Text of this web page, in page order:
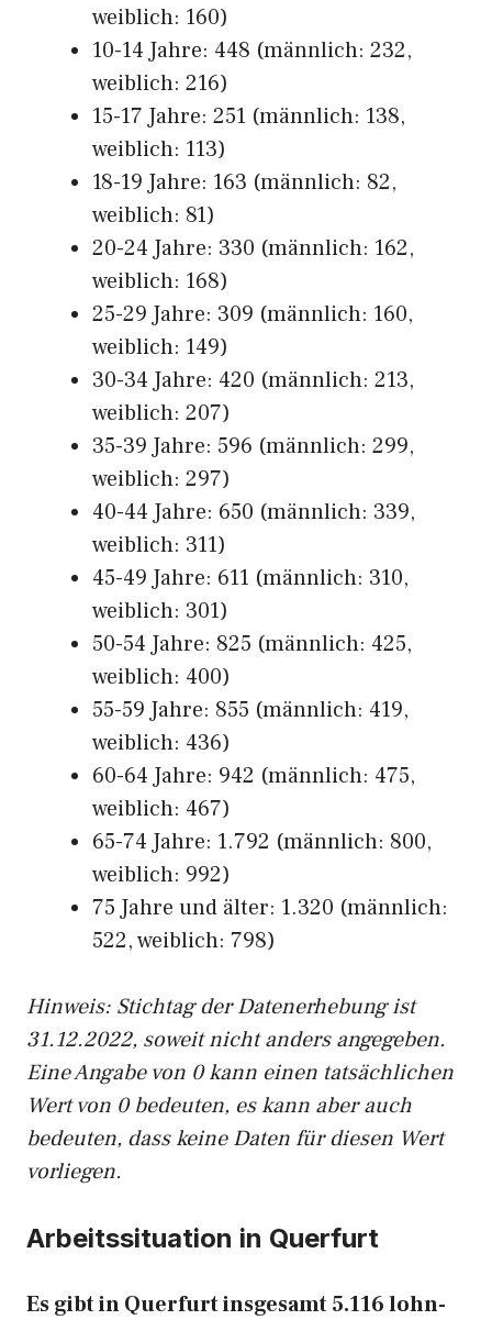
weiblich: 160)
10-14 Jahre: 448 (männlich: 232,
weiblich: 216)
15-17 Jahre: 251 (männlich: 138,
weiblich: 113)
18-19 Jahre: 163 (männlich: 82,
weiblich: 81)
20-24 Jahre: 330 (männlich: 162,
weiblich: 168)
25-29 Jahre: 309 (männlich: 160,
weiblich: 149)
30-34 Jahre: 420 (männlich: 213,
weiblich: 207)
35-39 Jahre: 596 (männlich: 299,
weiblich: 297)
40-44 Jahre: 650 (männlich: 339,
weiblich: 311)
45-49 Jahre: 611 (männlich: 310,
weiblich: 301)
50-54 Jahre: 825 (männlich: 425,
weiblich: 400)
55-59 Jahre: 855 (männlich: 419,
weiblich: 436)
60-64 Jahre: 942 (männlich: 475,
weiblich: 467)
65-74 Jahre: 1.792 (männlich: 800,
weiblich: 992)
75 Jahre und älter: 1.320 (männlich:
522, weiblich: 798)
Hinweis: Stichtag der Datenerhebung ist
31.12.2022, soweit nicht anders angegeben.
Eine Angabe von 0 kann einen tatsächlichen
Wert von 0 bedeuten, es kann aber auch
bedeuten, dass keine Daten für diesen Wert
vorliegen.
Arbeitssituation in Querfurt
Es gibt in Querfurt insgesamt 5.116 lohn-